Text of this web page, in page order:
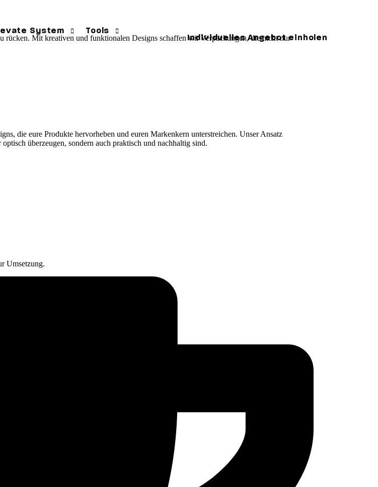
System Tools
Individuelles Angebot einholen
rücken. Mit kreativen und funktionalen Designs schaffen wir Verpackungen, die nicht nur
die eure Produkte hervorheben und euren Markenkern unterstreichen. Unser Ansatz
überzeugen, sondern auch praktisch und nachhaltig sind.
Umsetzung.